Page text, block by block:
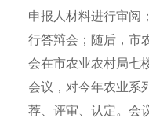
申报人材料进行审阅
行答辩会；随后，市
会在市农业农村局七
会议，对今年农业系
荐、评审、认定。会